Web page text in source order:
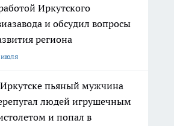
Иркутского
и обсудил вопросы
региона
июля
пьяный мужчина
людей игрушечным
и попал в